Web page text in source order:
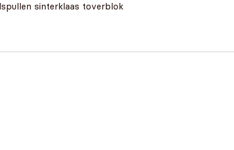
sinterklaas toverblok